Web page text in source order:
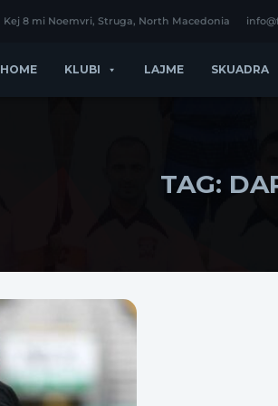
Kej 8 mi Noemvri, Struga, North Macedonia
HOME KLUBI LAJME SKUADRA
TAG: